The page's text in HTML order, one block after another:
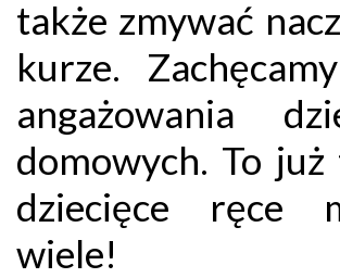
także zmywać
kurze.
angażowania
domowych. To
dziecięce ręce
wiele!